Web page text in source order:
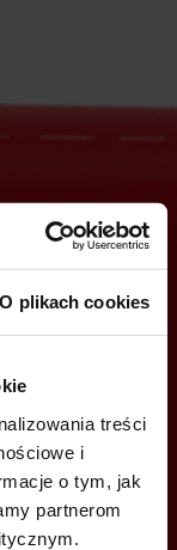
O plikach cookies
treści
i
o tym, jak
partnerom